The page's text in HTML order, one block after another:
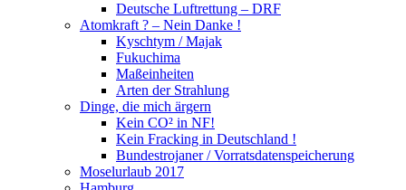
Deutsche Luftrettung – DRF
Atomkraft ? – Nein Danke !
Kyschtym / Majak
Fukuchima
Maßeinheiten
Arten der Strahlung
Dinge, die mich ärgern
Kein CO² in NF!
Kein Fracking in Deutschland !
Bundestrojaner / Vorratsdatenspeicherung
Moselurlaub 2017